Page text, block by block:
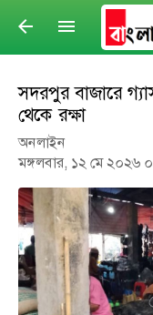
arrow_back menu
সদরপুর বাজারে
থেকে রক্ষা
অনলাইন
মঙ্গলবার, ১২ মে ২০২৬